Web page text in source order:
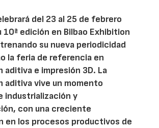
del 23 al 25 de febrero
10ª edición en Bilbao Exhibition
su nueva periodicidad
la feria de referencia en
aditiva e impresión 3D. La
aditiva vive un momento
industrialización y
con una creciente
en los procesos productivos de